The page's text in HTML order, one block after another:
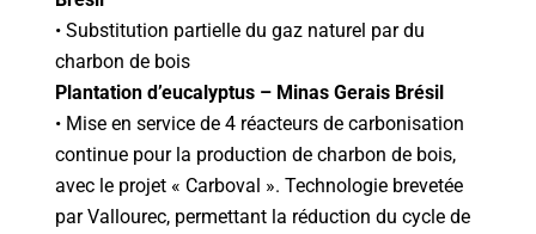
• Substitution partielle du gaz naturel par du
charbon de bois
Plantation d’eucalyptus – Minas Gerais Brésil
• Mise en service de 4 réacteurs de carbonisation
continue pour la production de charbon de bois,
avec le projet « Carboval ». Technologie brevetée
par Vallourec, permettant la réduction du cycle de